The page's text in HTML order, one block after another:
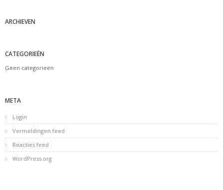
ARCHIEVEN
CATEGORIEËN
Geen categorieën
META
Login
Vermeldingen feed
Reacties feed
WordPress.org